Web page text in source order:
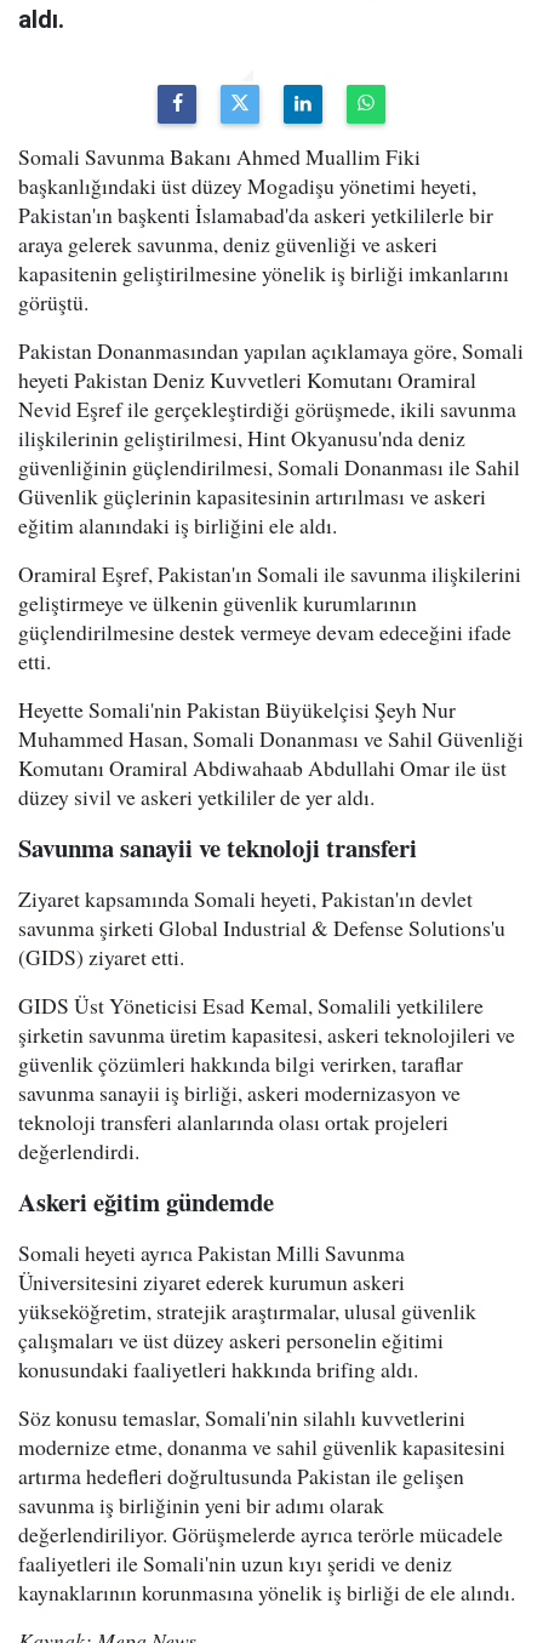
aldı.
Somali Savunma Bakanı Ahmed Muallim Fiki
başkanlığındaki üst düzey Mogadişu yönetimi heyeti,
Pakistan'ın başkenti İslamabad'da askeri yetkililerle bir
araya gelerek savunma, deniz güvenliği ve askeri
kapasitenin geliştirilmesine yönelik iş birliği imkanlarını
görüştü.
Pakistan Donanmasından yapılan açıklamaya göre, Somali
heyeti Pakistan Deniz Kuvvetleri Komutanı Oramiral
Nevid Eşref ile gerçekleştirdiği görüşmede, ikili savunma
ilişkilerinin geliştirilmesi, Hint Okyanusu'nda deniz
güvenliğinin güçlendirilmesi, Somali Donanması ile Sahil
Güvenlik güçlerinin kapasitesinin artırılması ve askeri
eğitim alanındaki iş birliğini ele aldı.
Oramiral Eşref, Pakistan'ın Somali ile savunma ilişkilerini
geliştirmeye ve ülkenin güvenlik kurumlarının
güçlendirilmesine destek vermeye devam edeceğini ifade
etti.
Heyette Somali'nin Pakistan Büyükelçisi Şeyh Nur
Muhammed Hasan, Somali Donanması ve Sahil Güvenliği
Komutanı Oramiral Abdiwahaab Abdullahi Omar ile üst
düzey sivil ve askeri yetkililer de yer aldı.
Savunma sanayii ve teknoloji transferi
Ziyaret kapsamında Somali heyeti, Pakistan'ın devlet
savunma şirketi Global Industrial & Defense Solutions'u
(GIDS) ziyaret etti.
GIDS Üst Yöneticisi Esad Kemal, Somalili yetkililere
şirketin savunma üretim kapasitesi, askeri teknolojileri ve
güvenlik çözümleri hakkında bilgi verirken, taraflar
savunma sanayii iş birliği, askeri modernizasyon ve
teknoloji transferi alanlarında olası ortak projeleri
değerlendirdi.
Askeri eğitim gündemde
Somali heyeti ayrıca Pakistan Milli Savunma
Üniversitesini ziyaret ederek kurumun askeri
yükseköğretim, stratejik araştırmalar, ulusal güvenlik
çalışmaları ve üst düzey askeri personelin eğitimi
konusundaki faaliyetleri hakkında brifing aldı.
Söz konusu temaslar, Somali'nin silahlı kuvvetlerini
modernize etme, donanma ve sahil güvenlik kapasitesini
artırma hedefleri doğrultusunda Pakistan ile gelişen
savunma iş birliğinin yeni bir adımı olarak
değerlendiriliyor. Görüşmelerde ayrıca terörle mücadele
faaliyetleri ile Somali'nin uzun kıyı şeridi ve deniz
kaynaklarının korunmasına yönelik iş birliği de ele alındı.